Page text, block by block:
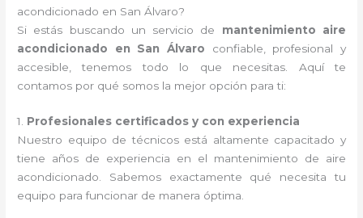
acondicionado en San Álvaro?
Si estás buscando un servicio de mantenimiento aire
acondicionado en San Álvaro confiable, profesional y
accesible, tenemos todo lo que necesitas. Aquí te
contamos por qué somos la mejor opción para ti:
1. Profesionales certificados y con experiencia
Nuestro equipo de técnicos está altamente capacitado y
tiene años de experiencia en el mantenimiento de aire
acondicionado. Sabemos exactamente qué necesita tu
equipo para funcionar de manera óptima.